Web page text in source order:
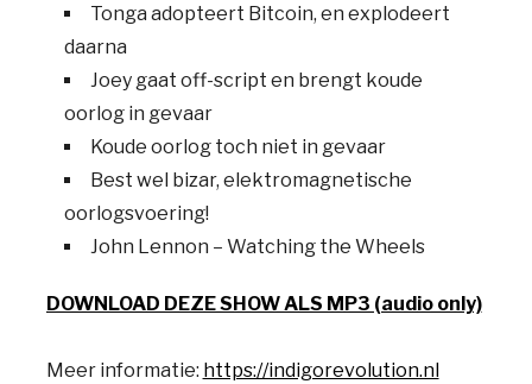
Tonga adopteert Bitcoin, en explodeert
daarna
Joey gaat off-script en brengt koude
oorlog in gevaar
Koude oorlog toch niet in gevaar
Best wel bizar, elektromagnetische
oorlogsvoering!
John Lennon – Watching the Wheels
DOWNLOAD DEZE SHOW ALS MP3 (audio only)
Meer informatie: https://indigorevolution.nl